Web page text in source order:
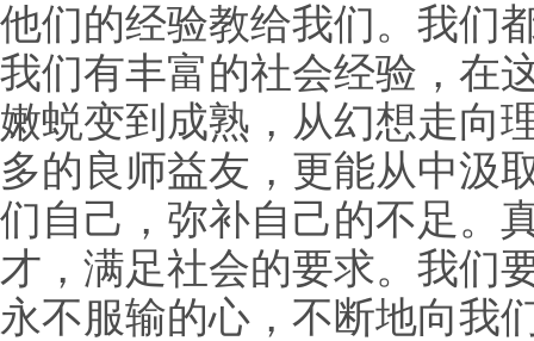
他们的经验教给我们。我们
我们有丰富的社会经验，在
嫩蜕变到成熟，从幻想走向
多的良师益友，更能从中汲
们自己，弥补自己的不足。
才，满足社会的要求。我们
永不服输的心，不断地向我